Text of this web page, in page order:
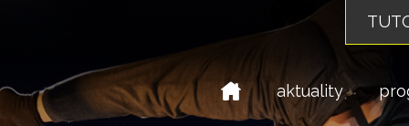
domů aktuality